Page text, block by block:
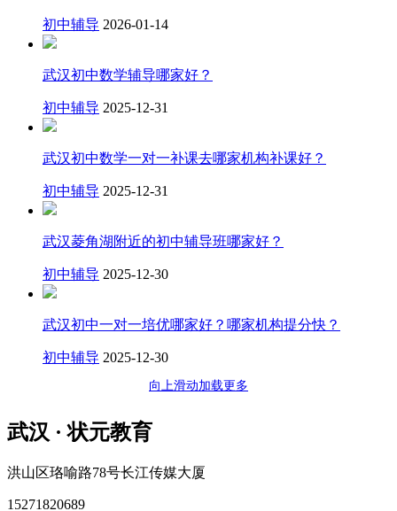
初中辅导 2026-01-14
武汉初中数学辅导哪家好？
初中辅导 2025-12-31
武汉初中数学一对一补课去哪家机构补课好？
初中辅导 2025-12-31
武汉菱角湖附近的初中辅导班哪家好？
初中辅导 2025-12-30
武汉初中一对一培优哪家好？哪家机构提分快？
初中辅导 2025-12-30
向上滑动加载更多
武汉 · 状元教育
洪山区珞喻路78号长江传媒大厦
15271820689